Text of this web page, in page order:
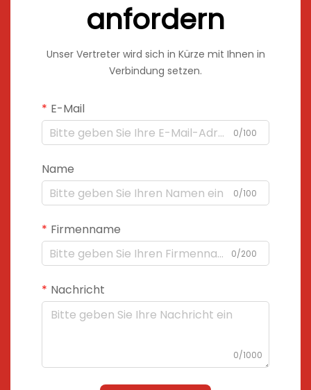
anfordern
Unser Vertreter wird sich in Kürze mit Ihnen in
Verbindung setzen.
E-Mail
0/100
Name
0/100
Firmenname
0/200
Nachricht
0/1000